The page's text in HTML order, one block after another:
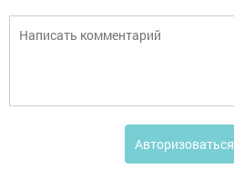
Авторизоваться